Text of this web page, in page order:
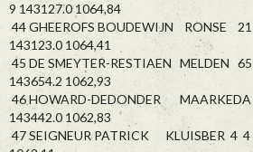
9 143127.0 1064,84
44 GHEEROFS BOUDEWIJN RONSE
143123.0 1064,41
45 DE SMEYTER-RESTIAEN MELDEN
143654.2 1062,93
46 HOWARD-DEDONDER
143442.0 1062,83
47 SEIGNEUR PATRICK KLUISBER 4